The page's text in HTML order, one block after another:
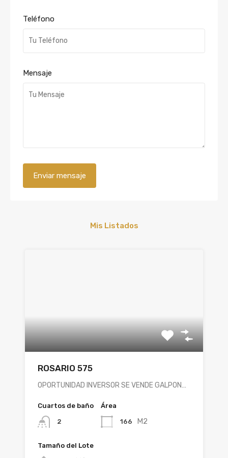
Teléfono
Mensaje
Mis Listados
ROSARIO 575
OPORTUNIDAD INVERSOR SE VENDE GALPON…
Cuartos de baño
2
Área
166 M2
Tamaño del Lote